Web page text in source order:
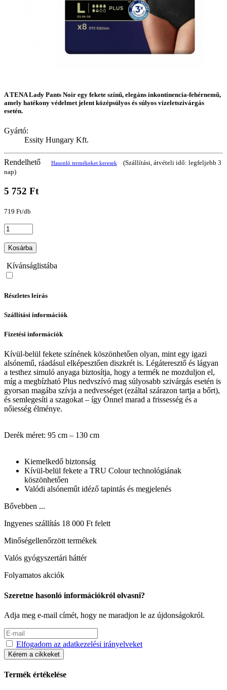
A TENA Lady Pants Noir egy fekete színű, elegáns inkontinencia-fehérnemű,
amely hatékony védelmet jelent középsúlyos és súlyos vizeletszivárgás
esetén.
Gyártó:
Essity Hungary Kft.
Rendelhető Hasonló termékeket keresek
(Szállítási, átvételi idő: legfeljebb 3
nap)
5 752 Ft
719 Ft/db
Kosárba
Kívánságlistába
Részletes leírás
Szállítási információk
Fizetési információk
Kívül-belül fekete színének köszönhetően olyan, mint egy igazi
alsónemű, ráadásul elképesztően diszkrét is. Légáteresztő és lágyan
a testhez simuló anyaga biztosítja, hogy a termék ne mozduljon el,
míg a megbízható Plus nedvszívó mag súlyosabb szivárgás esetén is
gyorsan magába szívja a nedvességet (ezáltal szárazon tartja a bőrt),
és semlegesíti a szagokat – így Önnel marad a frissesség és a
nőiesség élménye.
Derék méret: 95 cm – 130 cm
Kiemelkedő biztonság
Kívül-belül fekete a TRU Colour technológiának
köszönhetően
Valódi alsóneműt idéző tapintás és megjelenés
Bővebben ...
Ingyenes szállítás 18 000 Ft felett
Minőségellenőrzött termékek
Valós gyógyszertári háttér
Folyamatos akciók
Szeretne hasonló információkról olvasni?
Adja meg e-mail címét, hogy ne maradjon le az újdonságokról.
Elfogadom az adatkezelési irányelveket
Kérem a cikkeket
Termék értékelése